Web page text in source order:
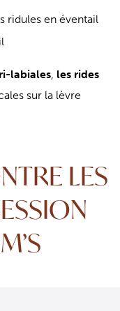
ridules en éventail
labiales les rides
sur la lèvre
LES